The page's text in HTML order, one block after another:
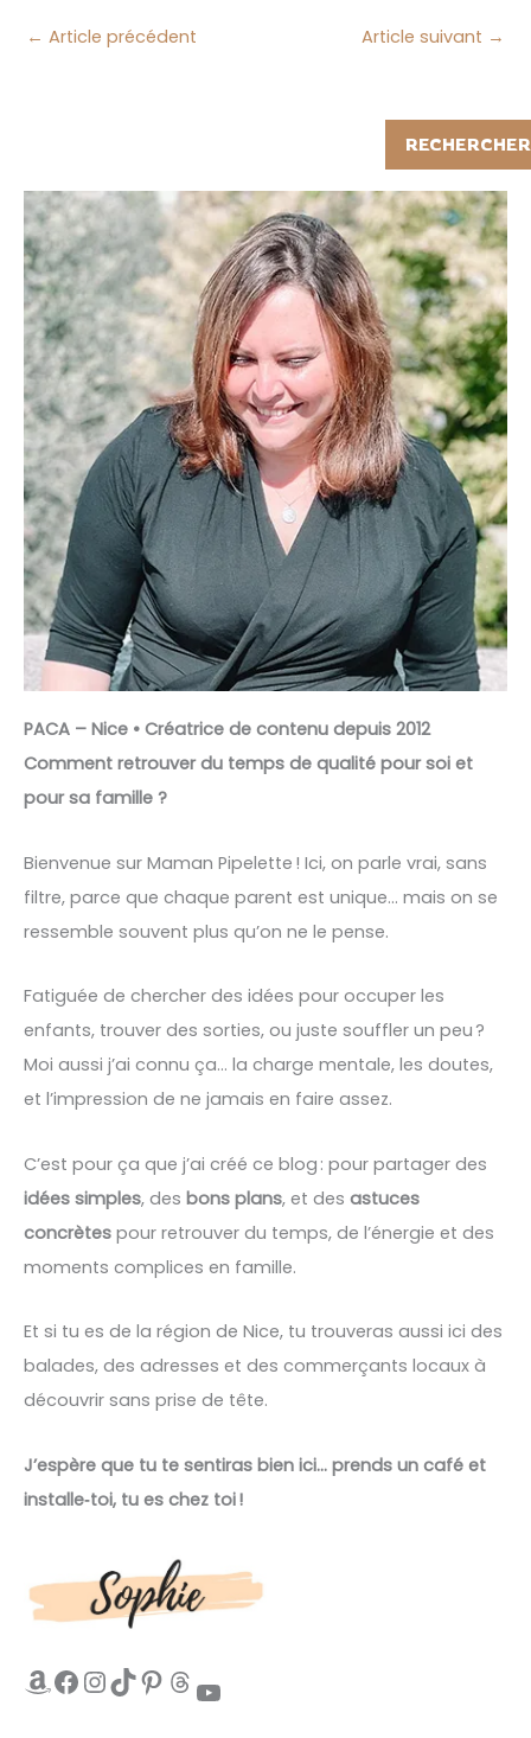
← Article précédent Article suivant →
RECHERCHER
PACA – Nice • Créatrice de contenu depuis 2012
Comment retrouver du temps de qualité pour soi et
pour sa famille ?
Bienvenue sur Maman Pipelette ! Ici, on parle vrai, sans
filtre, parce que chaque parent est unique… mais on se
ressemble souvent plus qu’on ne le pense.
Fatiguée de chercher des idées pour occuper les
enfants, trouver des sorties, ou juste souffler un peu ?
Moi aussi j’ai connu ça… la charge mentale, les doutes,
et l’impression de ne jamais en faire assez.
C’est pour ça que j’ai créé ce blog : pour partager des
idées simples, des bons plans, et des astuces
concrètes pour retrouver du temps, de l’énergie et des
moments complices en famille.
Et si tu es de la région de Nice, tu trouveras aussi ici des
balades, des adresses et des commerçants locaux à
découvrir sans prise de tête.
J’espère que tu te sentiras bien ici… prends un café et
installe‑toi, tu es chez toi !
Amazon Facebook InstagramTikTok Pinterest Threads YouTube